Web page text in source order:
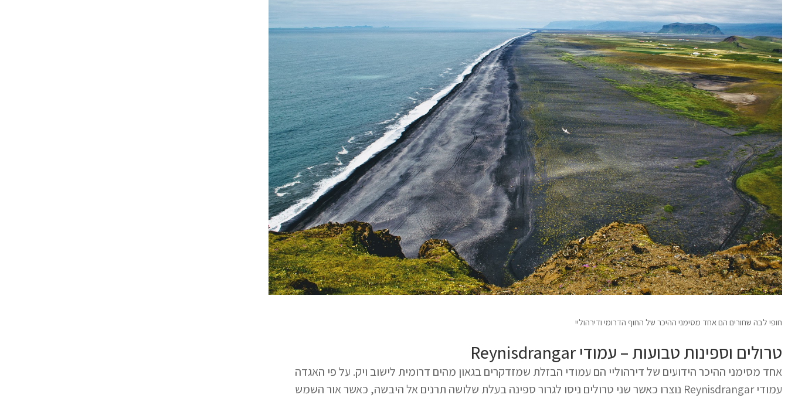
חופי לבה שחורים הם אחד מסימני ההיכר של החוף הדרומי ודירהוליי
טרולים וספינות טבועות – עמודי Reynisdrangar
אחד מסימני ההיכר הידועים של דירהוליי הם עמודי הבזלת שמזדקרים בגאון מהים דרומית לישוב ויק. על פי האגדה
עמודי Reynisdrangar נוצרו כאשר שני טרולים ניסו לגרור ספינה בעלת שלושה תרנים אל היבשה, כאשר אור השמש